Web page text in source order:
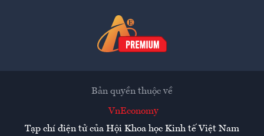
Bản quyền thuộc về
VnEconomy
Tạp chí điện tử của Hội Khoa học Kinh tế Việt Nam